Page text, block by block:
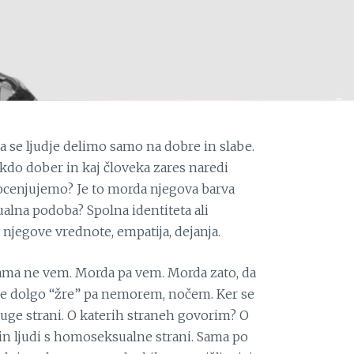
ljudje delimo samo na dobre in slabe.
dober in kaj človeka zares naredi
Je to morda njegova barva
podoba? Spolna identiteta ali
vrednote, empatija, dejanja.
ne vem. Morda pa vem. Morda zato, da
“žre” pa nemorem, nočem. Ker se
strani. O katerih straneh govorim? O
ljudi s homoseksualne strani. Sama po